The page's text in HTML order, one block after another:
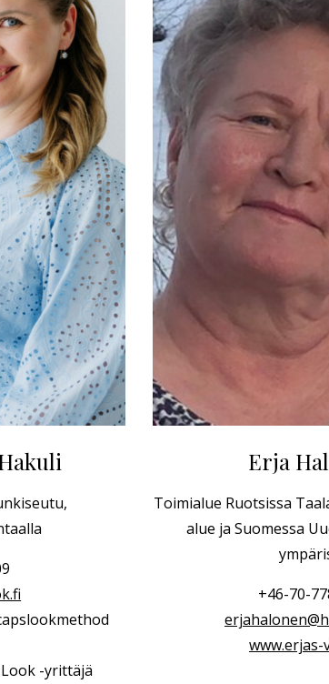
-yrittäjä
Erja
Toimialue Ruotsissa
alue ja Suomessa
+46-70-
www.erjas-